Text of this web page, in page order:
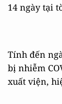
14 ngày tại
Tính đến
bị nhiễm
xuất viện,